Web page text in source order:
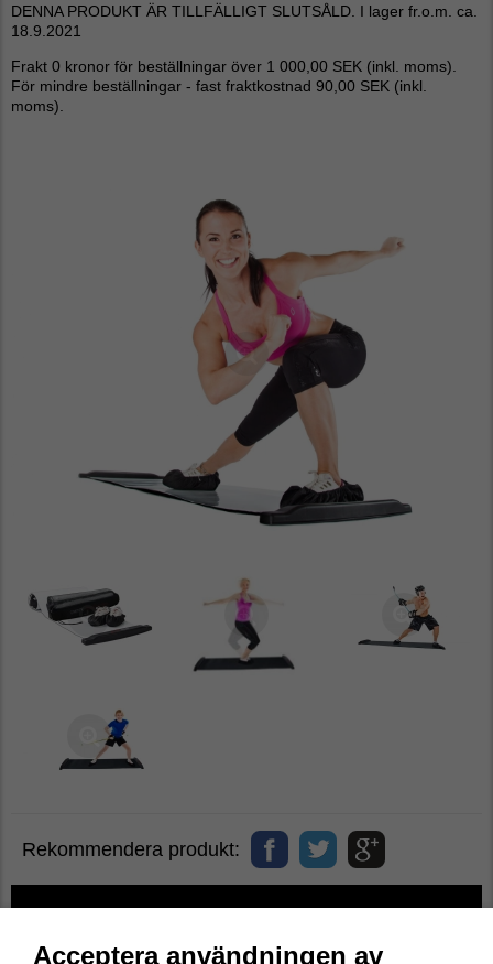
Acceptera användningen av
DENNA PRODUKT ÄR TILLFÄLLIGT SLUTSÅLD. I lager fr.o.m. ca.
18.9.2021
Frakt 0 kronor för beställningar över 1 000,00 SEK (inkl. moms).
För mindre beställningar - fast fraktkostnad 90,00 SEK (inkl.
moms).
Rekommendera produkt: